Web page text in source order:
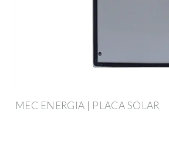
MEC ENERGIA | PLACA SOLAR